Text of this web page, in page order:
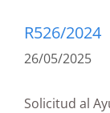
R526/2024
26/05/2025
Solicitud al